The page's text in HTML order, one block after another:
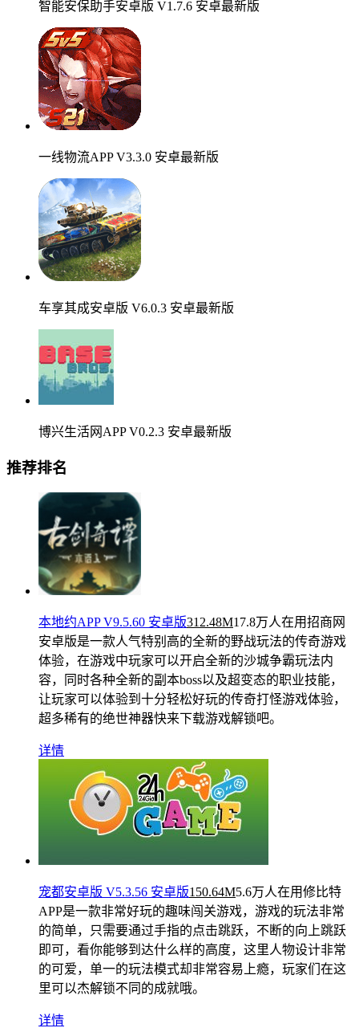
智能安保助手安卓版 V1.7.6 安卓最新版
一线物流APP V3.3.0 安卓最新版
车享其成安卓版 V6.0.3 安卓最新版
博兴生活网APP V0.2.3 安卓最新版
推荐排名
本地约APP V9.5.60 安卓版312.48M17.8万人在用招商网
安卓版是一款人气特别高的全新的野战玩法的传奇游戏
体验，在游戏中玩家可以开启全新的沙城争霸玩法内
容，同时各种全新的副本boss以及超变态的职业技能，
让玩家可以体验到十分轻松好玩的传奇打怪游戏体验，
超多稀有的绝世神器快来下载游戏解锁吧。
详情
宠都安卓版 V5.3.56 安卓版150.64M5.6万人在用修比特
APP是一款非常好玩的趣味闯关游戏，游戏的玩法非常
的简单，只需要通过手指的点击跳跃，不断的向上跳跃
即可，看你能够到达什么样的高度，这里人物设计非常
的可爱，单一的玩法模式却非常容易上瘾，玩家们在这
里可以杰解锁不同的成就哦。
详情